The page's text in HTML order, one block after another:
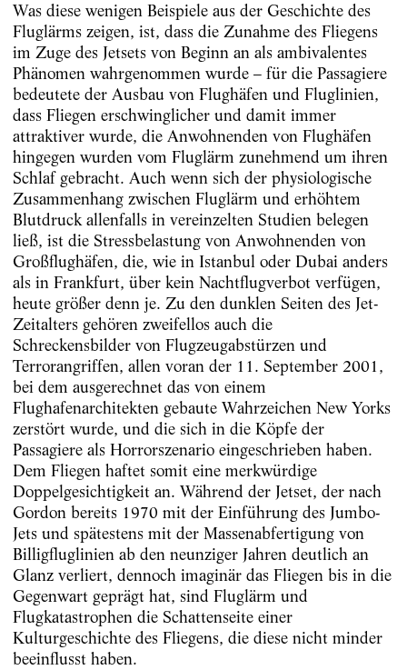
Was diese wenigen Beispiele aus der Geschichte des
Fluglärms zeigen, ist, dass die Zunahme des Fliegens
im Zuge des Jetsets von Beginn an als ambivalentes
Phänomen wahrgenommen wurde – für die Passagiere
bedeutete der Ausbau von Flughäfen und Fluglinien,
dass Fliegen erschwinglicher und damit immer
attraktiver wurde, die Anwohnenden von Flughäfen
hingegen wurden vom Fluglärm zunehmend um ihren
Schlaf gebracht. Auch wenn sich der physiologische
Zusammenhang zwischen Fluglärm und erhöhtem
Blutdruck allenfalls in vereinzelten Studien belegen
ließ, ist die Stressbelastung von Anwohnenden von
Großflughäfen, die, wie in Istanbul oder Dubai anders
als in Frankfurt, über kein Nachtflugverbot verfügen,
heute größer denn je. Zu den dunklen Seiten des Jet-
Zeitalters gehören zweifellos auch die
Schreckensbilder von Flugzeugabstürzen und
Terrorangriffen, allen voran der 11. September 2001,
bei dem ausgerechnet das von einem
Flughafenarchitekten gebaute Wahrzeichen New Yorks
zerstört wurde, und die sich in die Köpfe der
Passagiere als Horrorszenario eingeschrieben haben.
Dem Fliegen haftet somit eine merkwürdige
Doppelgesichtigkeit an. Während der Jetset, der nach
Gordon bereits 1970 mit der Einführung des Jumbo-
Jets und spätestens mit der Massenabfertigung von
Billigfluglinien ab den neunziger Jahren deutlich an
Glanz verliert, dennoch imaginär das Fliegen bis in die
Gegenwart geprägt hat, sind Fluglärm und
Flugkatastrophen die Schattenseite einer
Kulturgeschichte des Fliegens, die diese nicht minder
beeinflusst haben.